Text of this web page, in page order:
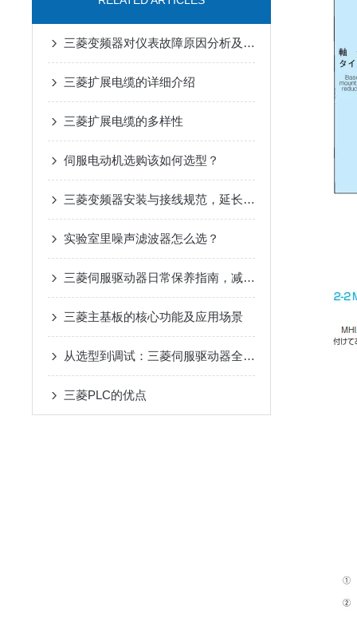
三菱变频器对仪表故障原因分析及解决措施
三菱扩展电缆的详细介绍
三菱扩展电缆的多样性
伺服电动机选购该如何选型？
三菱变频器安装与接线规范，延长设备寿命要点
实验室里噪声滤波器怎么选？
三菱伺服驱动器日常保养指南，减少高温过载停机故障
三菱主基板的核心功能及应用场景
从选型到调试：三菱伺服驱动器全流程应用指南，新手也能快速上手
三菱PLC的优点